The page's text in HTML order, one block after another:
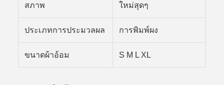
สภาพ ใหม่สุดๆ
ประเภทการประมวลผล การพิมพ์ผง
ขนาดผ้าอ้อม S M L XL